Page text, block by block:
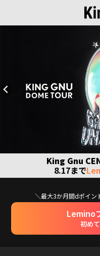
King Gnu
8.17まで
＼最大3か月間dポイン
Lemino
初め